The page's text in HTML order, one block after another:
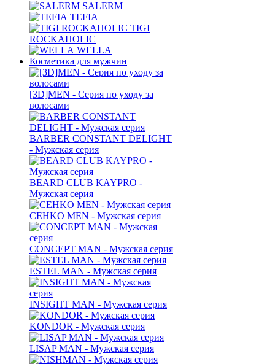
SALERM
TEFIA
TIGI
ROCKAHOLIC
WELLA
Косметика для мужчин
[3D]MEN - Серия по уходу за
волосами
BARBER CONSTANT DELIGHT
- Мужская серия
BEARD CLUB KAYPRO -
Мужская серия
CEHKO MEN - Мужская серия
CONCEPT MAN - Мужская серия
ESTEL MAN - Мужская серия
INSIGHT MAN - Мужская серия
KONDOR - Мужская серия
LISAP MAN - Мужская серия